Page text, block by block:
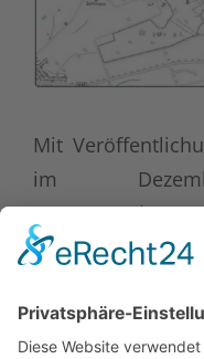
Mit
im
Aquanta
der